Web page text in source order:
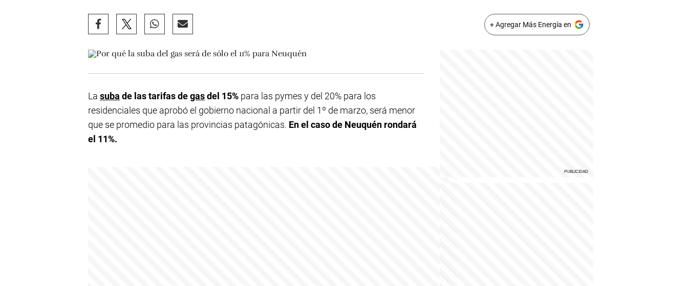
+ Agregar Más Energía en
La suba de las tarifas degasdel 15% para las pymes y del 20% para los
residenciales que aprobó el gobierno nacional a partir del 1º de marzo, será menor
que se promedio para las provincias patagónicas. En el caso de Neuquén rondará
el 11%.